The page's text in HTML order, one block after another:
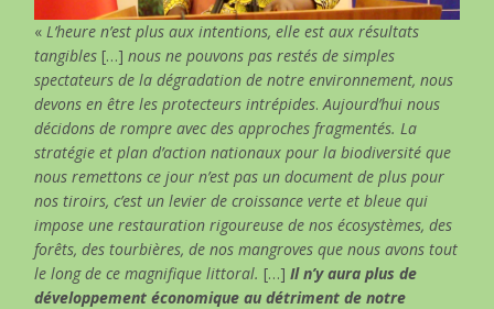
« L’heure n’est plus aux intentions, elle est aux résultats
tangibles[…]nous ne pouvons pas restés de simples
spectateurs de la dégradation de notre environnement, nous
devons en être les protecteurs intrépides.Aujourd’hui nous
décidons de rompre avec des approches fragmentés. La
stratégie et plan d’action nationaux pour la biodiversité que
nous remettons ce jour n’est pas un document de plus pour
nos tiroirs, c’est un levier de croissance verte et bleue qui
impose une restauration rigoureuse de nos écosystèmes, des
forêts, des tourbières, de nos mangroves que nous avons tout
le long de ce magnifique littoral.[…] Il n’y aura plus de
développement économique au détriment de notre